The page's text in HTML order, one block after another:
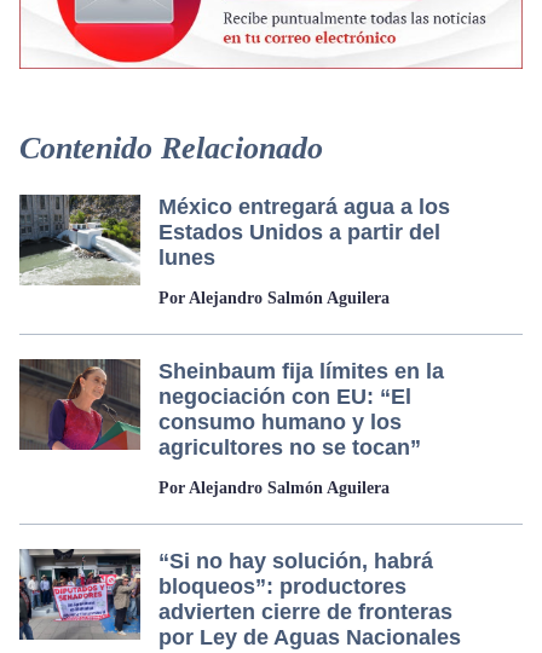
Contenido Relacionado
México entregará agua a los
Estados Unidos a partir del
lunes
Por Alejandro Salmón Aguilera
Sheinbaum fija límites en la
negociación con EU: “El
consumo humano y los
agricultores no se tocan”
Por Alejandro Salmón Aguilera
“Si no hay solución, habrá
bloqueos”: productores
advierten cierre de fronteras
por Ley de Aguas Nacionales